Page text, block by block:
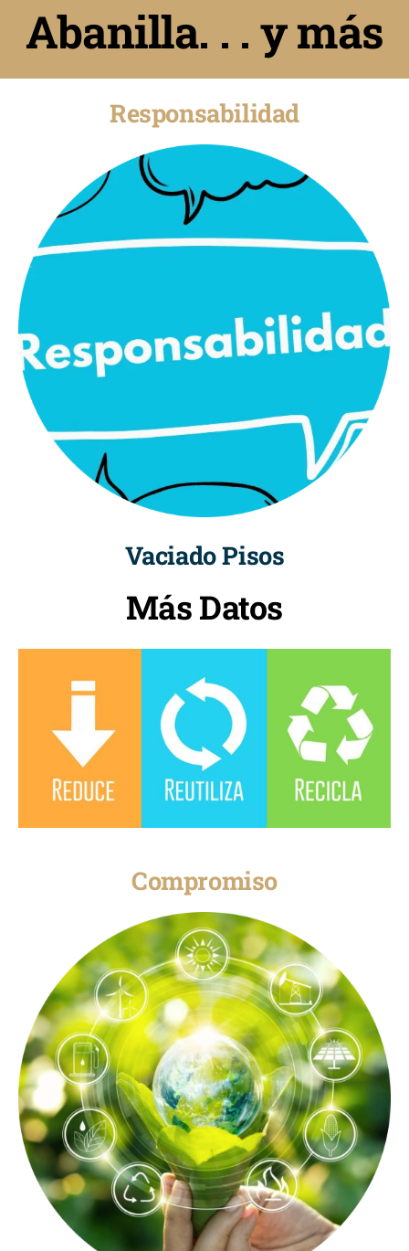
Abanilla. . . y más
Responsabilidad
Vaciado Pisos
Más Datos
Compromiso